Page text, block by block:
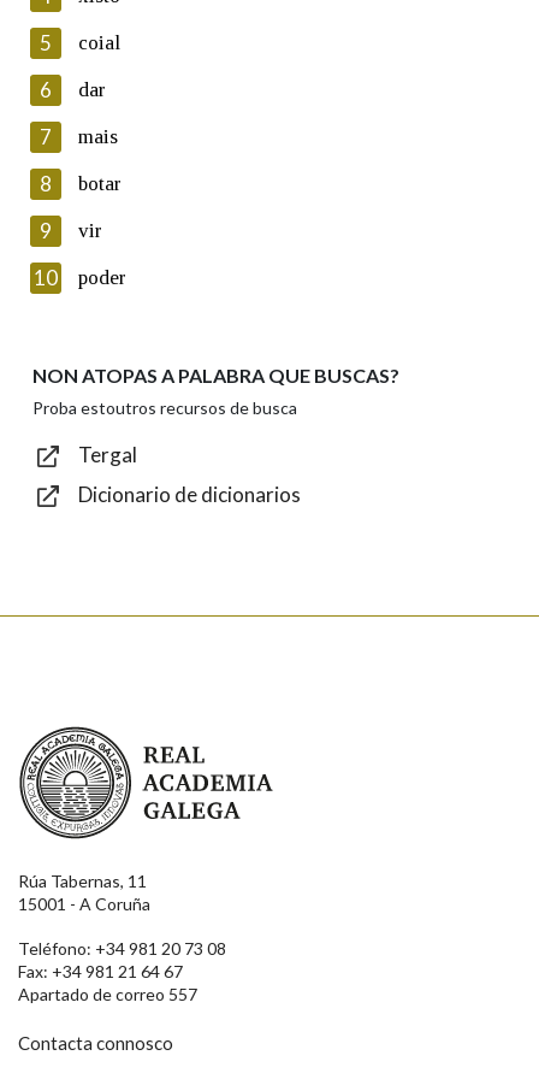
Lin e acepto as condicións da política de
Introduce o código que aparece na imaxe:
Texto de verificación
Enviar
5 coial
6 dar
7 mais
8 botar
9 vir
10 poder
NON ATOPAS A PALABRA QUE BUSCAS?
Proba estoutros recursos de busca
Tergal
Dicionario de dicionarios
Real Academia Galega
Rúa Tabernas, 11
15001 - A Coruña
Teléfono: +34 981 20 73 08
Fax: +34 981 21 64 67
Apartado de correo 557
Contacta connosco